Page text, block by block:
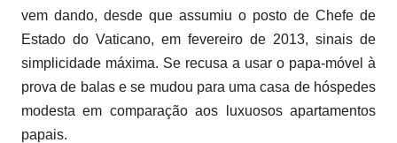
vem dando, desde que assumiu o posto de Chefe de
Estado do Vaticano, em fevereiro de 2013, sinais de
simplicidade máxima. Se recusa a usar o papa-móvel à
prova de balas e se mudou para uma casa de hóspedes
modesta em comparação aos luxuosos apartamentos
papais.